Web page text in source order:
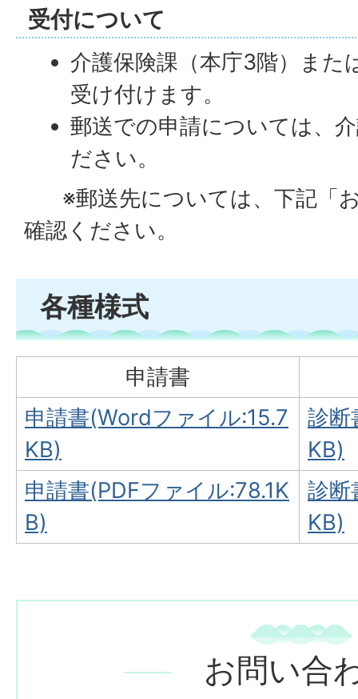
受付について
介護保険課（本庁3階）また
受け付けます。
郵送での申請については、
ださい。
※郵送先については、下記「
確認ください。
各種様式
申請書
申請書(Wordファイル:15.7
KB)
診断
KB)
申請書(PDFファイル:78.1K
B)
診断
KB)
お問い合